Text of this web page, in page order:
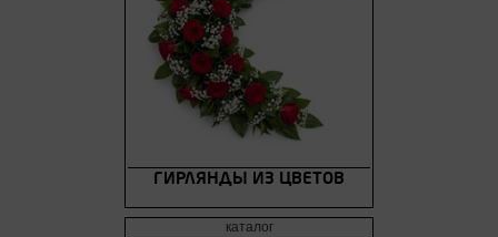
ГИРЛЯНДЫ ИЗ ЦВЕТОВ